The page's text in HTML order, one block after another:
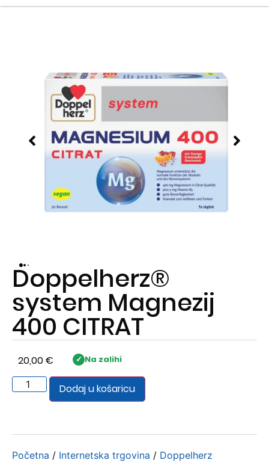
Doppelherz®
system Magnezij
400 CITRAT
20,00€ Na zalihi
Dodaj u košaricu
Početna / Internetska trgovina / Doppelherz